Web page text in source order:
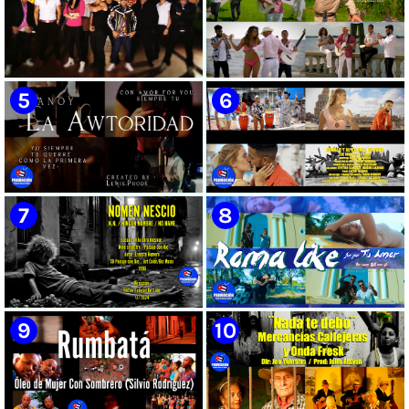
🟡 Susel Gómez (La China) ||
¨Oye Mi Leloley¨ || Director:
Onelio Jesús Larralde González
|| Música popular bailable
cubana || Videoclip || CUBA
🟢 Pirro | ¨Vuelve a mi¨ |
Videoclip | Música Urbana
Cubana | Artistas Cubanos |
Canción | CUBA
🔴 Osmani García & Varios
Artistas | ¨Chupi Chupi¨ |
Director: Joel Guilian | Videoclip
| Música Urbana Cubana |
Artistas Cubanos | Canción |
CUBA
🟡 Tico González - ¨Aunque se
pare la mula¨ - Videoclip -
Dirección: John Meriles -
Roberto C. González
🟢 Hanoy La Awtoridad |
¨Siempre Tú¨ | Director:
LEWIS.PRODS | Videoclip |
Música Urbana Cubana |
Artistas Cubanos | Canción |
CUBA
🟡 Ronald & El Karnal de Cuba
- ¨Que bonito es el amor¨ 📺
Videoclip - 🎬 Director: Andros
Barroso
🟢 Paisaje con Río | NOMEN
🟡 Roma Like - ¨Fue por tu